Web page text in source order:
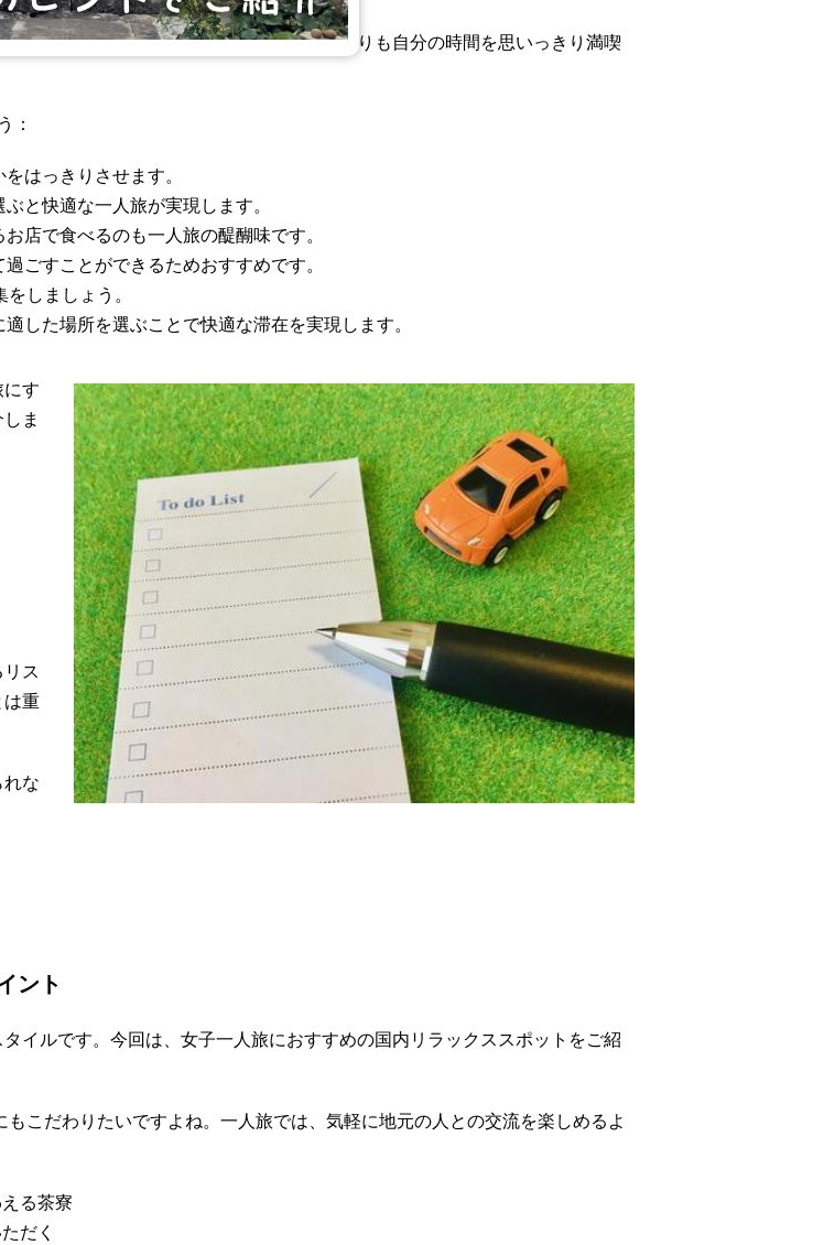
きたいところに、食べたい物を食べ、何よりも自分の時間を思いっきり満喫
：
はっきりさせます。
と快適な一人旅が実現します。
店で食べるのも一人旅の醍醐味です。
ごすことができるためおすすめです。
しましょう。
した場所を選ぶことで快適な滞在を実現します。
にす
ま
ス
は重
な
ント
イルです。今回は、女子一人旅におすすめの国内リラックススポットをご紹
こだわりたいですよね。一人旅では、気軽に地元の人との交流を楽しめるよ
る茶寮
だく